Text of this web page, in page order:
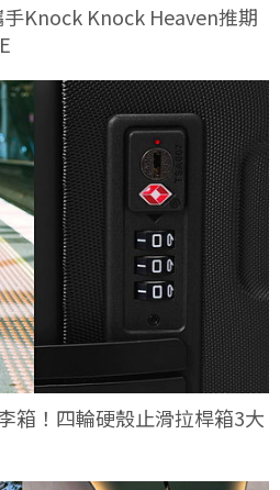
Knock Knock Heaven推期
箱！四輪硬殼止滑拉桿箱3大